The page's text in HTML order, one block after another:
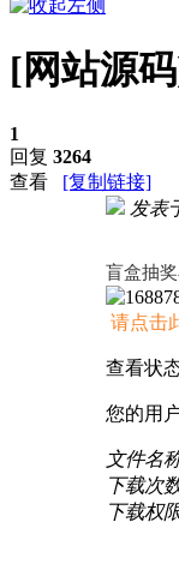
[网站源
1
回复 3264
查看
[复制链接]
发表
盲盒抽
请点击
查看状
您的用
文件名
下载次
下载权